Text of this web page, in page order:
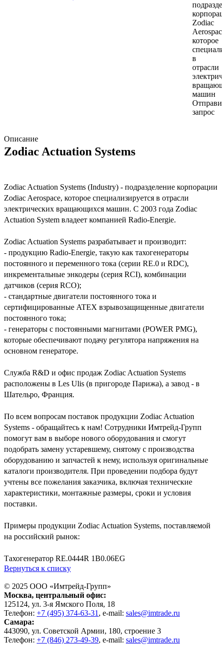
Zodiac
которое
в
отрасли
машин
запрос
Описание
Zodiac Actuation Systems
Zodiac Actuation Systems (Industry) - подразделение корпорации
Zodiac Aerospace, которое специализируется в отрасли
электрических вращающихся машин. С 2003 года Zodiac
Actuation System владеет компанией Radio-Energie.
Zodiac Actuation Systems разрабатывает и производит:
- продукцию Radio-Energie, такую как тахогенераторы
постоянного и переменного тока (серии RE.0 и RDC),
инкрементальные энкодеры (серия RCI), комбинации
датчиков (серия RCO);
- стандартные двигатели постоянного тока и
сертифицированные ATEX взрывозащищенные двигатели
постоянного тока;
- генераторы с постоянными магнитами (POWER PMG),
которые обеспечивают подачу регулятора напряжения на
основном генераторе.
Служба R&D и офис продаж Zodiac Actuation Systems
расположены в Les Ulis (в пригороде Парижа), а завод - в
Шательро, Франция.
По всем вопросам поставок продукции Zodiac Actuation
Systems - обращайтесь к нам! Сотрудники Имтрейд-Групп
помогут вам в выборе нового оборудования и смогут
подобрать замену устаревшему, снятому с производства
оборудованию и запчастей к нему, используя оригинальные
каталоги производителя. При проведении подбора будут
учтены все пожелания заказчика, включая технические
характеристики, монтажные размеры, сроки и условия
поставки.
Примеры продукции Zodiac Actuation Systems, поставляемой
на российский рынок:
Тахогенератор RE.0444R 1B0.06EG
Вернуться к списку
© 2025 ООО «Имтрейд-Групп»
Москва, центральный офис:
125124, ул. 3-я Ямского Поля, 18
Телефон: +7 (495) 374-63-31, e-mail: sales@imtrade.ru
Самара:
443090, ул. Советской Армии, 180, строение 3
Телефон: +7 (846) 273-49-39, e-mail: sales@imtrade.ru